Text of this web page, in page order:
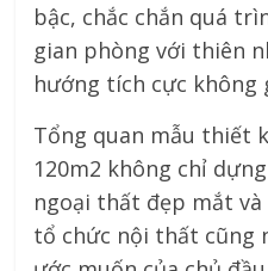
bậc, chắc chắn quá
gian phòng với thiên
hướng tích cực không
Tổng quan mẫu thiết
120m2 không chỉ
ngoại thất đẹp mắt
tổ chức nội thất cũng